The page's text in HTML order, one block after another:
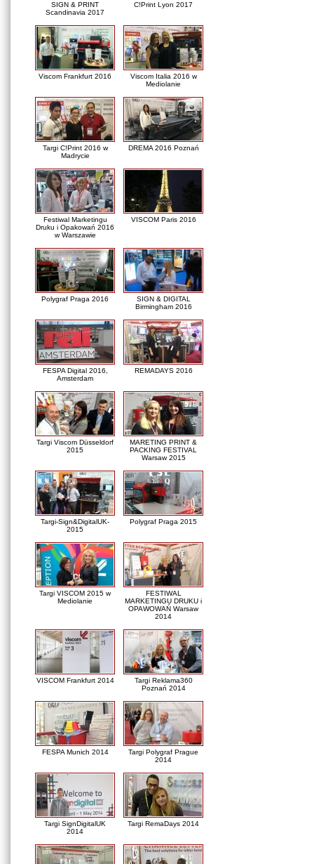
SIGN & PRINT
Scandinavia 2017
C!Print Lyon 2017
Viscom Frankfurt 2016
Viscom Italia 2016 w
Mediolanie
Targi C!Print 2016 w
Madrycie
DREMA 2016 Poznań
Festiwal Marketingu
Druku i Opakowań 2016
w Warszawie
VISCOM Paris 2016
Polygraf Praga 2016
SIGN & DIGITAL
Birmingham 2016
FESPA Digital 2016,
Amsterdam
REMADAYS 2016
Targi Viscom Düsseldorf
2015
MARETING PRINT &
PACKING FESTIVAL
Warsaw 2015
Targi-Sign&DigitalUK-
2015
Polygraf Praga 2015
Targi VISCOM 2015 w
Mediolanie
FESTIWAL
MARKETINGU DRUKU i
OPAWOWAŃ Warsaw
2014
VISCOM Frankfurt 2014
Targi Reklama360
Poznań 2014
FESPA Munich 2014
Targi Polygraf Prague
2014
Targi SignDigitalUK
2014
Targi RemaDays 2014